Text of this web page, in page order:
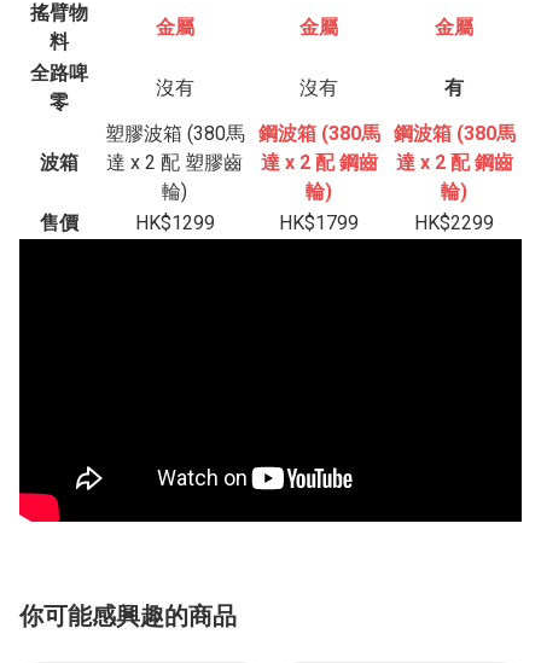
搖臂物
料
金屬 金屬
金屬
全路啤
零
沒有 沒有 有
波箱
塑膠波箱 (380馬
達 x 2 配 塑膠齒
輪)
鋼波箱 (380馬
達 x 2 配 鋼齒
輪)
鋼波箱 (380馬
達 x 2 配 鋼齒
輪)
售價
HK$1299 HK$1799 HK$2299
你可能感興趣的商品